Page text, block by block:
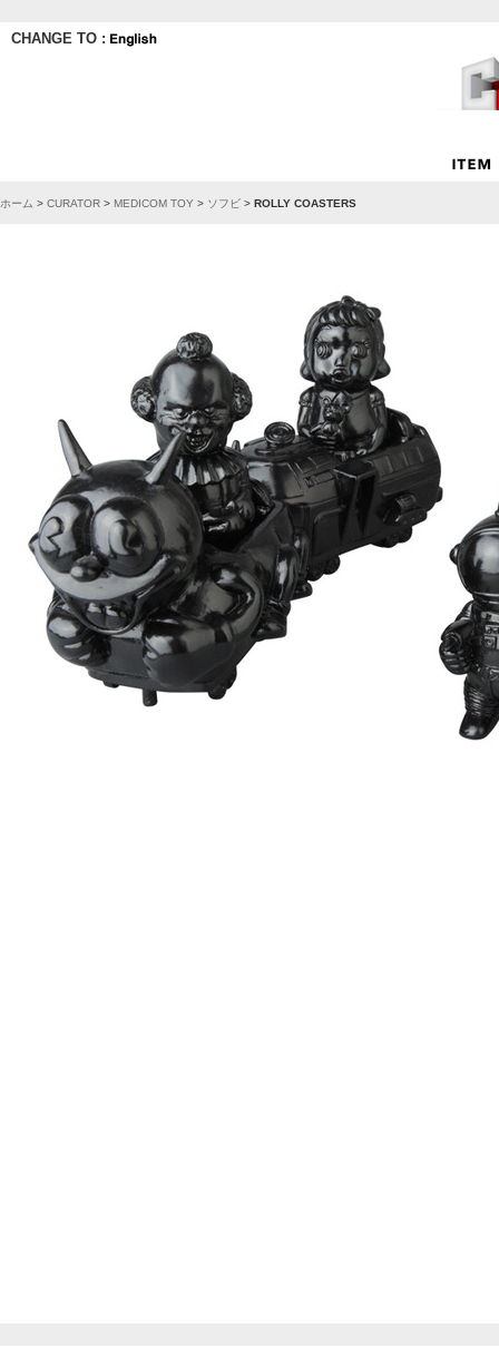
CHANGE TO :
ホーム > CURATOR > MEDICOM TOY > ソフビ > ROLLY COASTERS